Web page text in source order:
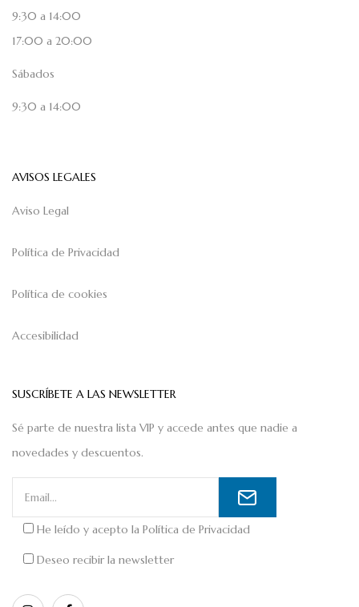
9:30 a 14:00
17:00 a 20:00
Sábados
9:30 a 14:00
AVISOS LEGALES
Aviso Legal
Política de Privacidad
Política de cookies
Accesibilidad
SUSCRÍBETE A LAS NEWSLETTER
Sé parte de nuestra lista VIP y accede antes que nadie a
novedades y descuentos.
He leído y acepto la Política de Privacidad
Deseo recibir la newsletter